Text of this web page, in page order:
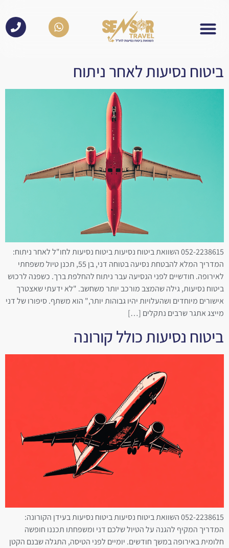
ביטוח נסיעות לאחר ניתוח
052-2238615 השוואת ביטוח נסיעות ביטוח נסיעות לחו"ל לאחר ניתוח:
המדריך המלא להבטחת נסיעה בטוחה דני, בן 55, תכנן טיול משפחתי
לאירופה. חודשיים לפני הנסיעה עבר ניתוח להחלפת ברך. כשפנה לרכוש
ביטוח נסיעות, גילה שהמצב מורכב יותר משחשב. "לא ידעתי שאצטרך
אישורים מיוחדים ושהעלויות יהיו גבוהות יותר," הוא משתף. סיפורו של דני
מייצג אתגר שרבים נתקלים […]
ביטוח נסיעות כולל קורונה
052-2238615 השוואת ביטוח נסיעות ביטוח נסיעות בעידן הקורונה:
המדריך המקיף להגנה על הטיול שלכם דני ומשפחתו תכננו חופשה
חלומית באירופה במשך חודשים. יומיים לפני הטיסה, התגלה שבנם הקטן